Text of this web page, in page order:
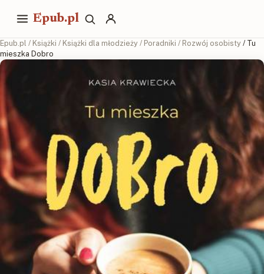
Epub.pl
Epub.pl / Książki / Książki dla młodzieży / Poradniki / Rozwój osobisty / Tu
mieszka Dobro